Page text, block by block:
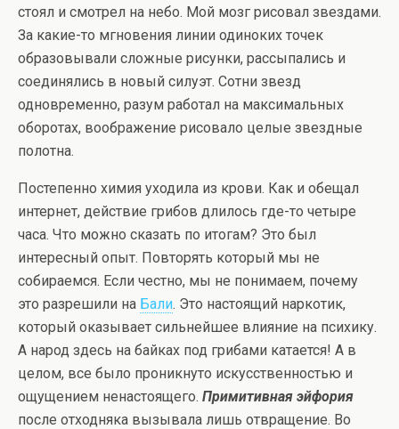
стоял и смотрел на небо. Мой мозг рисовал звездами.
За какие-то мгновения линии одиноких точек
образовывали сложные рисунки, рассыпались и
соединялись в новый силуэт. Сотни звезд
одновременно, разум работал на максимальных
оборотах, воображение рисовало целые звездные
полотна.
Постепенно химия уходила из крови. Как и обещал
интернет, действие грибов длилось где-то четыре
часа. Что можно сказать по итогам? Это был
интересный опыт. Повторять который мы не
собираемся. Если честно, мы не понимаем, почему
это разрешили на Бали. Это настоящий наркотик,
который оказывает сильнейшее влияние на психику.
А народ здесь на байках под грибами катается! А в
целом, все было проникнуто искусственностью и
ощущением ненастоящего. Примитивная эйфория
после отходняка вызывала лишь отвращение. Во